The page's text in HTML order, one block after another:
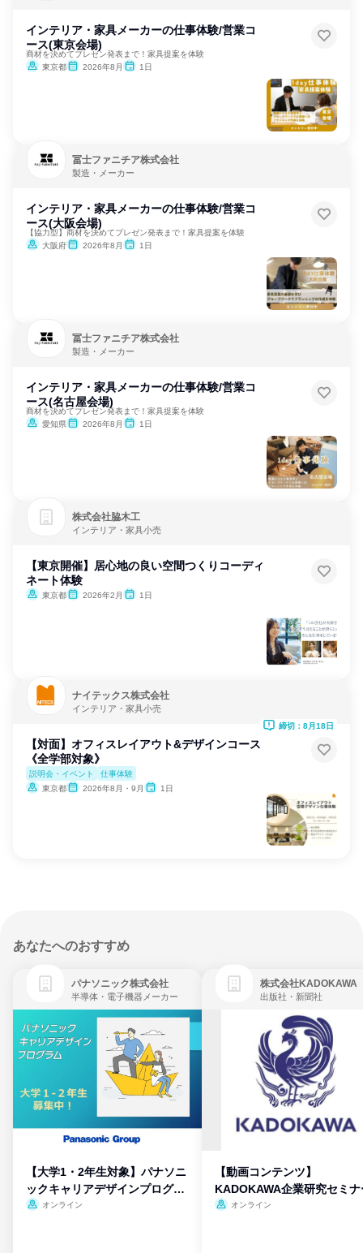
インテリア・家具メーカーの仕事体験/営業コ
ース(東京会場)
商材を決めてプレゼン発表まで！家具提案を体験
東京都
2026年8月 1日
冨士ファニチア株式会社
製造・メーカー
インテリア・家具メーカーの仕事体験/営業コ
ース(大阪会場)
【協力型】商材を決めてプレゼン発表まで！家具提案を体験
大阪府
2026年8月 1日
冨士ファニチア株式会社
製造・メーカー
インテリア・家具メーカーの仕事体験/営業コ
ース(名古屋会場)
商材を決めてプレゼン発表まで！家具提案を体験
愛知県
2026年8月 1日
株式会社脇木工
インテリア・家具小売
【東京開催】居心地の良い空間つくりコーディ
ネート体験
東京都 2026年2月 1日
ナイテックス株式会社
インテリア・家具小売
【対面】オフィスレイアウト&デザインコース
《全学部対象》
説明会・イベント
仕事体験
東京都
2026年8月・9月 1日
締切：8月18日
あなたへのおすすめ
パナソニック株式会社
半導体・電子機器メーカー
【大学1・2年生対象】パナソニ
ックキャリアデザインプログラ
ム
オンライン
株式会社KADOKAWA
出版社・新聞社
【動画コンテンツ】
KADOKAWA企業研究セミナ
オンライン